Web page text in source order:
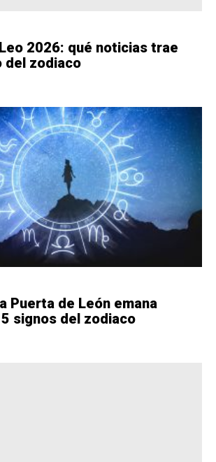
2026: qué noticias trae
del zodiaco
Puerta de León emana
signos del zodiaco